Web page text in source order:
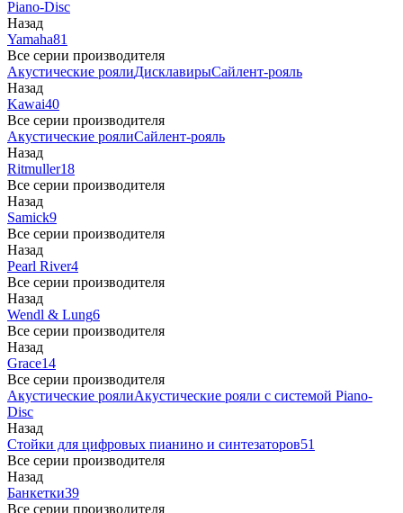
Piano-Disc
Назад
Yamaha81
Все серии производителя
Акустические роялиДисклавирыСайлент-рояль
Назад
Kawai40
Все серии производителя
Акустические роялиСайлент-рояль
Назад
Ritmuller18
Все серии производителя
Назад
Samick9
Все серии производителя
Назад
Pearl River4
Все серии производителя
Назад
Wendl & Lung6
Все серии производителя
Назад
Grace14
Все серии производителя
Акустические роялиАкустические рояли с системой Piano-
Disc
Назад
Стойки для цифровых пианино и синтезаторов51
Все серии производителя
Назад
Банкетки39
Все серии производителя